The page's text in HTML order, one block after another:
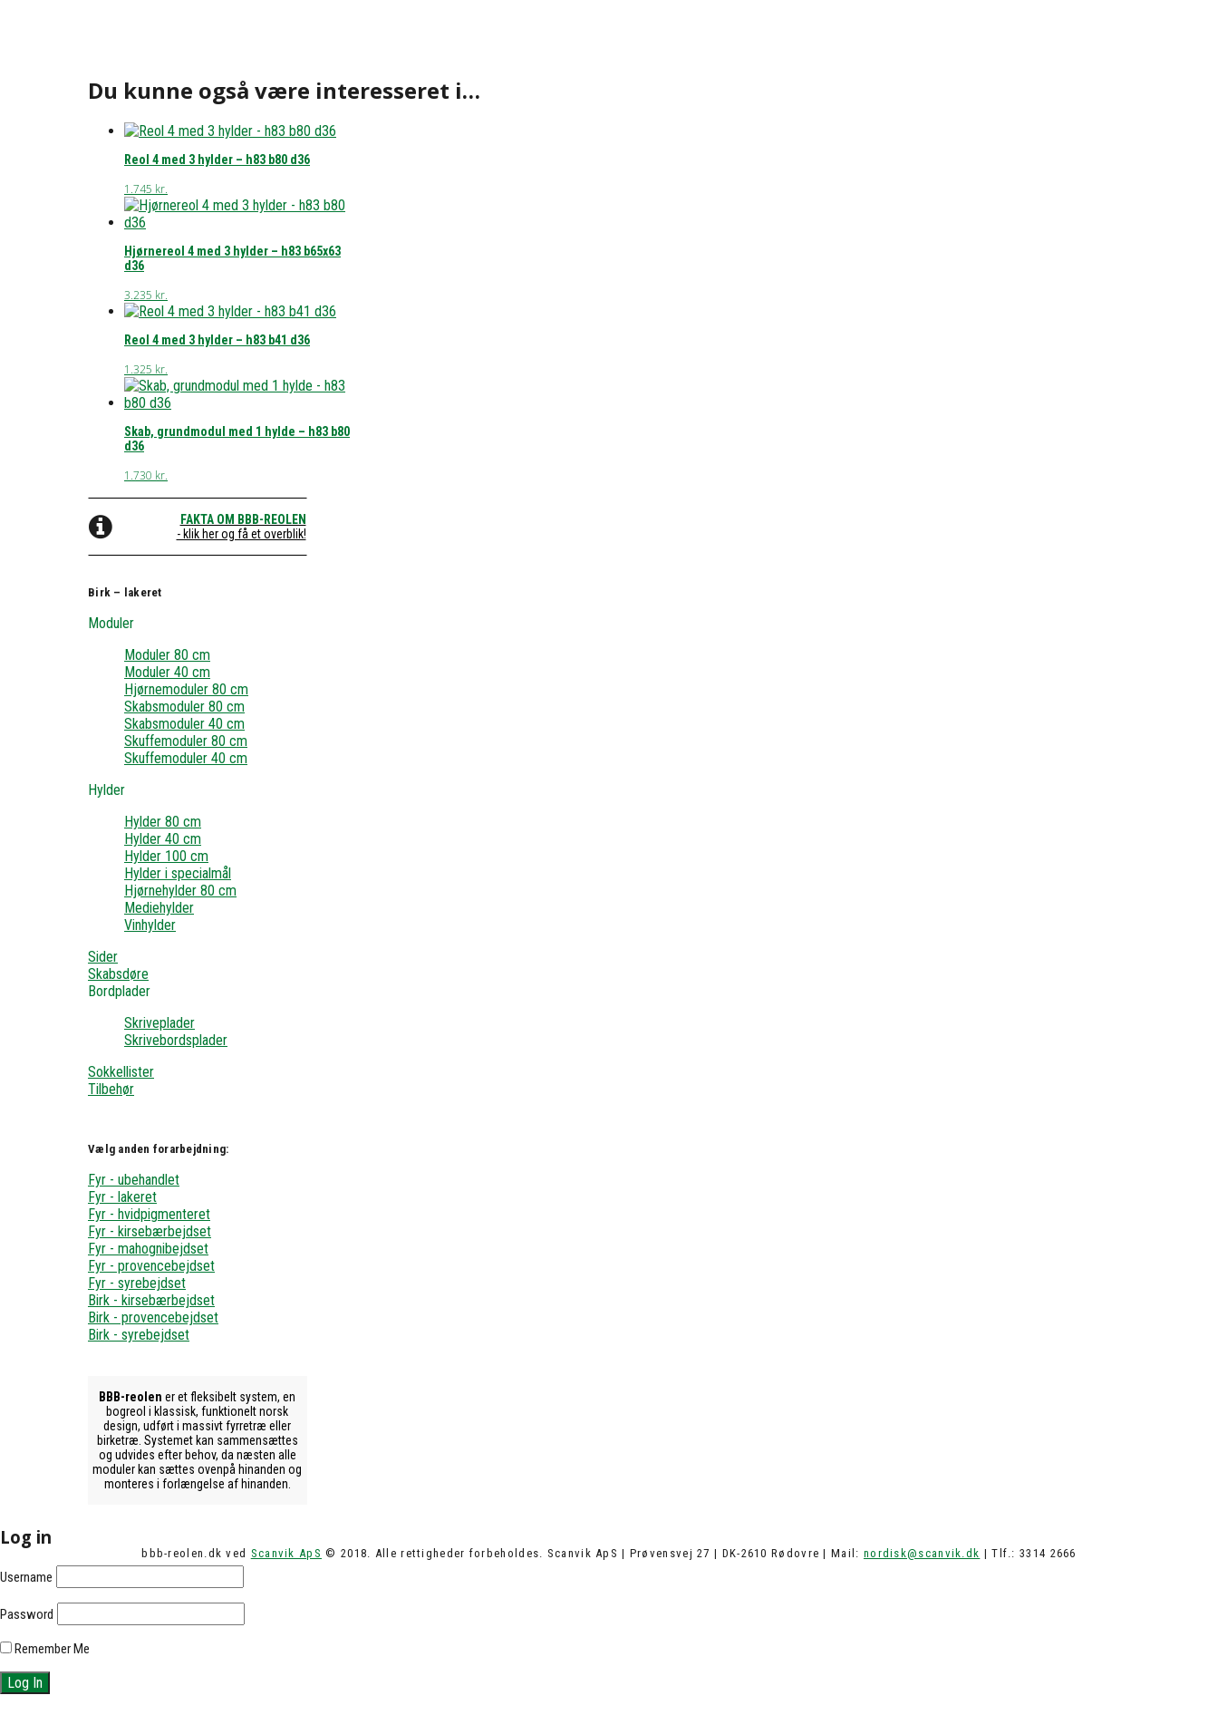
Du kunne også være interesseret i…
Reol 4 med 3 hylder – h83 b80 d36
1.745 kr.
Hjørnereol 4 med 3 hylder – h83 b65x63
d36
3.235 kr.
Reol 4 med 3 hylder – h83 b41 d36
1.325 kr.
Skab, grundmodul med 1 hylde – h83 b80
d36
1.730 kr.
FAKTA OM BBB-REOLEN
- klik her og få et overblik!
Birk – lakeret
Moduler
Moduler 80 cm
Moduler 40 cm
Hjørnemoduler 80 cm
Skabsmoduler 80 cm
Skabsmoduler 40 cm
Skuffemoduler 80 cm
Skuffemoduler 40 cm
Hylder
Hylder 80 cm
Hylder 40 cm
Hylder 100 cm
Hylder i specialmål
Hjørnehylder 80 cm
Mediehylder
Vinhylder
Sider
Skabsdøre
Bordplader
Skriveplader
Skrivebordsplader
Sokkellister
Tilbehør
Vælg anden forarbejdning:
Fyr - ubehandlet
Fyr - lakeret
Fyr - hvidpigmenteret
Fyr - kirsebærbejdset
Fyr - mahognibejdset
Fyr - provencebejdset
Fyr - syrebejdset
Birk - kirsebærbejdset
Birk - provencebejdset
Birk - syrebejdset
BBB-reolen er et fleksibelt system, en
bogreol i klassisk, funktionelt norsk
design, udført i massivt fyrretræ eller
birketræ. Systemet kan sammensættes
og udvides efter behov, da næsten alle
moduler kan sættes ovenpå hinanden og
monteres i forlængelse af hinanden.
bbb-reolen.dk ved Scanvik ApS © 2018. Alle rettigheder forbeholdes. Scanvik ApS | Prøvensvej 27 | DK-2610 Rødovre | Mail: nordisk@scanvik.dk | Tlf.: 3314 2666
Log in
Username
Password
Remember Me